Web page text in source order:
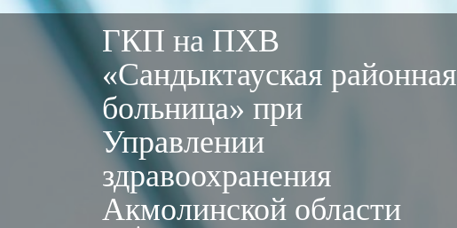
ГКП на ПХВ
«Сандыктауская районная
больница» при
Управлении
здравоохранения
Акмолинской области